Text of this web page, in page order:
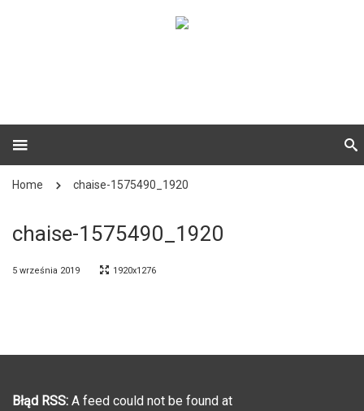
Home chaise-1575490_1920
chaise-1575490_1920
5 września 2019 1920x1276
Błąd RSS: A feed could not be found at